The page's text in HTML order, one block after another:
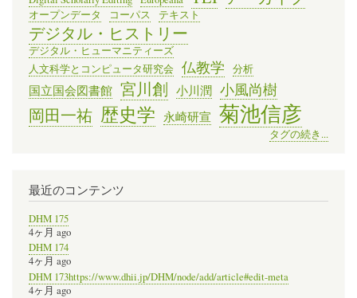
オープンデータ コーパス テキスト
デジタル・ヒストリー
デジタル・ヒューマニティーズ
人文科学とコンピュータ研究会
仏教学 分析
国立国会図書館 宮川創 小川潤 小風尚樹
岡田一祐 歴史学 永崎研宣 菊池信彦
タグの続き...
最近のコンテンツ
DHM 175
4ヶ月 ago
DHM 174
4ヶ月 ago
DHM 173https://www.dhii.jp/DHM/node/add/article#edit-meta
4ヶ月 ago